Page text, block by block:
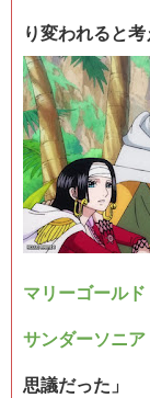
り変われると考
マリーゴールド
サンダーソニア
思議だった」